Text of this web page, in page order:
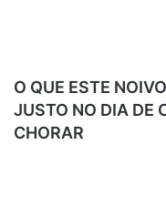
O QUE ESTE
JUSTO NO DIA DE
CHORAR